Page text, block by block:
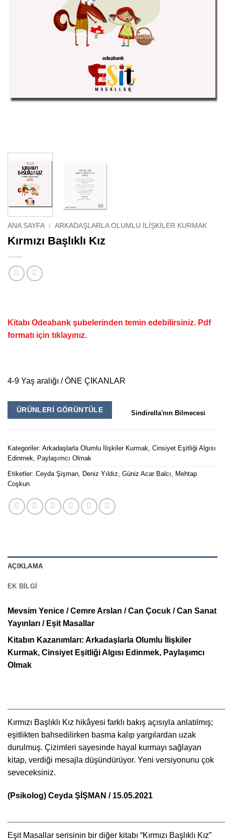
ANA SAYFA / ARKADAŞLARLA OLUMLU İLIŞKILER KURMAK
Kırmızı Başlıklı Kız
Kitabı Odeabank şubelerinden temin edebilirsiniz. Pdf
formatı için tıklayınız.
4-9 Yaş aralığı / ÖNE ÇIKANLAR
ÜRÜNLERI GÖRÜNTÜLE Sindirella'nın Bilmecesi
Kategoriler: Arkadaşlarla Olumlu İlişkiler Kurmak Cinsiyet Eşitliği Algısı
Edinmek
Paylaşımcı Olmak
Etiketler: Ceyda Şişman Deniz Yıldız Güniz Acar Balcı
Mehtap
Coşkun
AÇIKLAMA
EK BILGI
Mevsim Yenice / Cemre Arslan / Can Çocuk / Can Sanat
Yayınları / Eşit Masallar
Kitabın Kazanımları: Arkadaşlarla Olumlu İlişkiler
Kurmak, Cinsiyet Eşitliği Algısı Edinmek, Paylaşımcı
Olmak
Kırmızı Başlıklı Kız hikâyesi farklı bakış açısıyla anlatılmış;
eşitlikten bahsedilirken basma kalıp yargılardan uzak
durulmuş. Çizimleri sayesinde hayal kurmayı sağlayan
kitap, verdiği mesajla düşündürüyor. Yeni versiyonunu çok
seveceksiniz.
(Psikolog) Ceyda ŞİŞMAN / 15.05.2021
Eşit Masallar serisinin bir diğer kitabı “Kırmızı Başlıklı Kız”